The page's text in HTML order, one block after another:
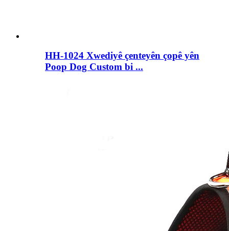
HH-1024 Xwediyê çenteyên çopê yên
Poop Dog Custom bi ...